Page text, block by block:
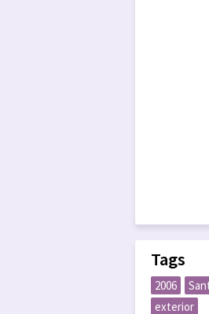
Tags
2006
exterior